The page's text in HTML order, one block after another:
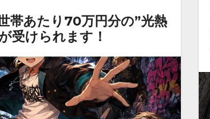
世帯あたり70万円分の”光熱
受けられます！